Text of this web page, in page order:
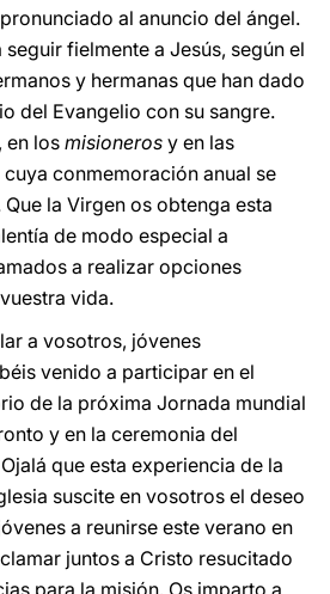
al anuncio del ángel.
seguir fielmente a Jesús, según el
y hermanas que han dado
del Evangelio con su sangre.
en los misioneros y en las
cuya conmemoración anual se
la Virgen os obtenga esta
de modo especial a
a realizar opciones
vida.
a vosotros, jóvenes
venido a participar en el
de la próxima Jornada mundial
y en la ceremonia del
que esta experiencia de la
suscite en vosotros el deseo
a reunirse este verano en
juntos a Cristo resucitado
para la misión. Os imparto a